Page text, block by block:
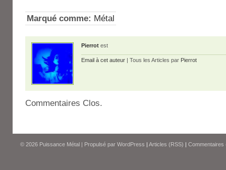
Marqué comme: Métal
Pierrot est
Email à cet auteur | Tous les Articles par Pierrot
Commentaires Clos.
© 2026 Puissance Métal | Propulsé par WordPress | Articles (RSS) | Commentaires